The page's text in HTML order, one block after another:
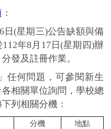
：
日(星期三)公告缺額與備
112年8 月 17日(星期四)辦
發及註冊作業。
任何問題，可參閱新生
各相關單位詢問，學校總
列相關分機：
分機 地點